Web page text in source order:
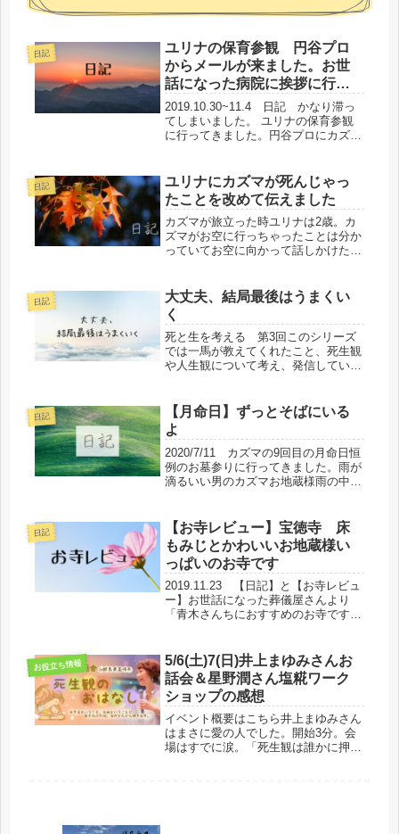
日記
ユリナの保育参観 円谷プロ
からメールが来ました。お世
話になった病院に挨拶に行き
ました。
2019.10.30~11.4 日記 かなり滞っ
てしまいました。 ユリナの保育参観
に行ってきました。円谷プロにカズマ
話になった群馬の病院に挨拶に行きま
した。ボランティアの話...
日記
ユリナにカズマが死んじゃっ
たことを改めて伝えました
カズマが旅立った時ユリナは2歳。カ
ズマがお空に行っちゃったことは分か
っていてお空に向かって話しかけたり
になったんだよ」と話しているところ
が使われていました。たまにお空を
見...
日記
大丈夫、結局最後はうまくい
く
死と生を考える 第3回このシリーズ
では一馬が教えてくれたこと、死生観
や人生観について考え、発信していき
けますと幸いです。第3回の今日は
「大丈夫、結局最後はうまくい...
日記
【月命日】ずっとそばにいる
よ
2020/7/11 カズマの9回目の月命日恒
例のお墓参りに行ってきました。雨が
滴るいい男のカズマお地蔵様雨の中の
ちゃはウルトラマンソフビシリーズの
アークベリアルです。雨だっ...
日記
【お寺レビュー】宝徳寺 床
もみじとかわいいお地蔵様い
っぱいのお寺です
2019.11.23 【日記】と【お寺レビュ
ー】お世話になった葬儀屋さんより
「青木さんちにおすすめのお寺です」
とても素敵なお寺でした。写真いっぱ
い載せてレビューしたいと思い...
お役立ち情報
5/6(土)7(日)井上まゆみさんお
話会＆星野潤さん塩糀ワーク
ショップの感想
イベント概要はこちら井上まゆみさん
はまさに愛の人でした。開始3分。会
場はすでに涙。「死生観は誰かに押し